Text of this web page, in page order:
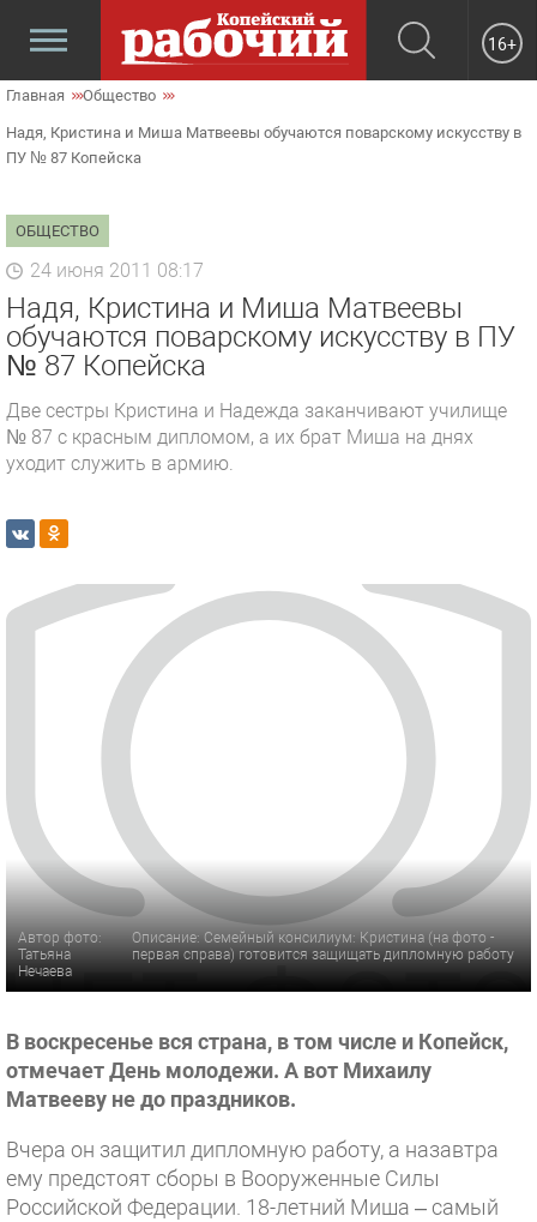
16+
Главная Общество
Надя, Кристина и Миша Матвеевы обучаются поварскому искусству в
ПУ № 87 Копейска
ОБЩЕСТВО
24 июня 2011 08:17
Надя, Кристина и Миша Матвеевы
обучаются поварскому искусству в ПУ
№ 87 Копейска
Две сестры Кристина и Надежда заканчивают училище
№ 87 с красным дипломом, а их брат Миша на днях
уходит служить в армию.
Автор фото:
Татьяна
Нечаева
Описание: Семейный консилиум: Кристина (на фото -
первая справа) готовится защищать дипломную работу
В воскресенье вся страна, в том числе и Копейск,
отмечает День молодежи. А вот Михаилу
Матвееву не до праздников.
Вчера он защитил дипломную работу, а назавтра
ему предстоят сборы в Вооруженные Силы
Российской Федерации. 18-летний Миша – самый